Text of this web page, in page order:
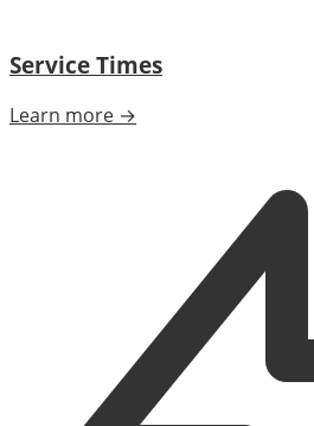
Service Times
Learn more →